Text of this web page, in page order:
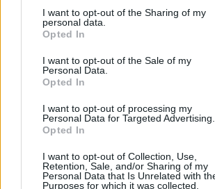
I want to opt-out of the Sharing of my
personal data.
Opted In
I want to opt-out of the Sale of my
Personal Data.
Opted In
I want to opt-out of processing my
Personal Data for Targeted Advertising.
Opted In
I want to opt-out of Collection, Use,
Retention, Sale, and/or Sharing of my
Personal Data that Is Unrelated with
Purposes for which it was collected.
Kirnberg, Musikerheim
Hauptstr. 3
Mariazell, Bahnhof
Erlaufseestraße 19
Mariazell, Bahnhof
Erlaufseestraße 19
Mariazell, Bahnhof
Erlaufseestraße 19